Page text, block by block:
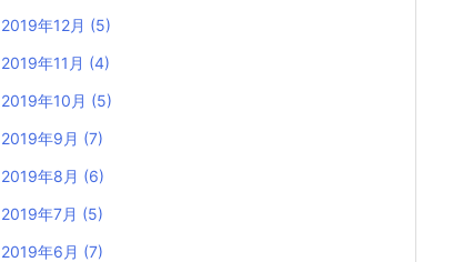
2019年12月 (5)
2019年11月 (4)
2019年10月 (5)
2019年9月 (7)
2019年8月 (6)
2019年7月 (5)
2019年6月 (7)